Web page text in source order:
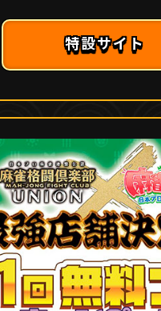
特設サイト